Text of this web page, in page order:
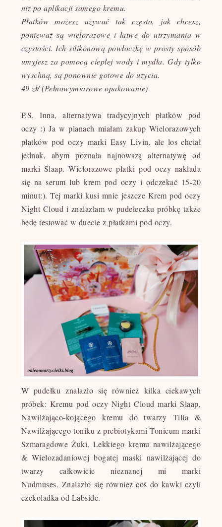
niż po aplikacji samego kremu.
Płatków możesz używać tak często, jak chcesz,
ponieważ są wielorazowe i łatwe do utrzymania w
czystości. Ich silikonową powłoczkę w prosty sposób
umyjesz za pomocą ciepłej wody i mydła. Gdy tylko
wyschną, są ponownie gotowe do użycia.
49 zł/ (Pełnowymiarowe opakowanie)
P.S.Inna, alternatywa tradycyjnych płatków pod
oczy :) Ja w planach miałam zakup Wielorazowych
płatków pod oczy marki Easy Livin, ale los chciał
jednak, abym poznała najnowszą alternatywę od
marki Slaap. Wielorazowe płatki pod oczy nakłada
się na serum lub krem pod oczy i odczekać 15-20
minut:). Tej marki kusi mnie jeszcze Krem pod oczy
Night Cloud i znalazłam w pudełeczku próbkę także
będę testować w duecie z płatkami pod oczy.
W pudełku znalazło się również kilka ciekawych
próbek: Kremu pod oczy Night Cloud marki Slaap,
Nawilżająco-kojącego kremu do twarzy Tilia &
Nawilżającego toniku z prebiotykami Tonicum marki
Szmaragdowe Żuki, Lekkiego kremu nawilżającego
& Wielozadaniowej bogatej maski nawilżającej do
twarzy całkowicie nieznanej mi marki
Nudmuses. Znalazło się również coś do kawki czyli
czekoladka od Labside.